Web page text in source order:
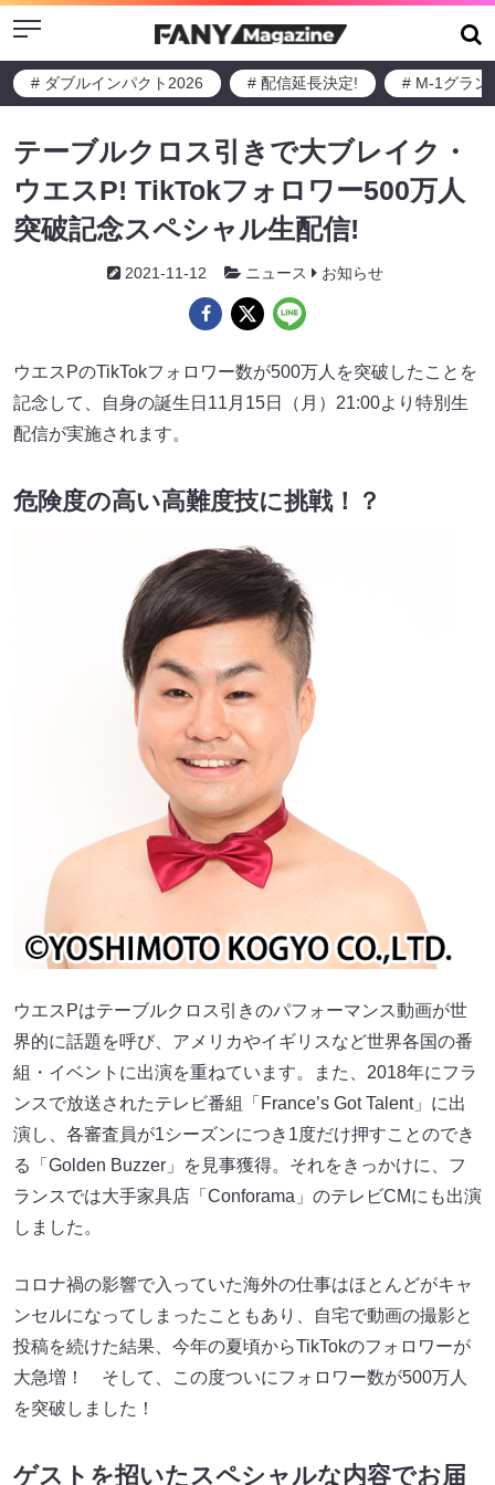
Menu
# ダブルインパクト2026 # 配信延長決定! # M-1グラン
テーブルクロス引きで大ブレイク・
ウエスP! TikTokフォロワー500万人
突破記念スペシャル生配信!
2021-11-12 ニュース お知らせ
ウエスPのTikTokフォロワー数が500万人を突破したことを
記念して、自身の誕生日11月15日（月）21:00より特別生
配信が実施されます。
危険度の高い高難度技に挑戦！？
ウエスPはテーブルクロス引きのパフォーマンス動画が世
界的に話題を呼び、アメリカやイギリスなど世界各国の番
組・イベントに出演を重ねています。また、2018年にフラ
ンスで放送されたテレビ番組「France’s Got Talent」に出
演し、各審査員が1シーズンにつき1度だけ押すことのでき
る「Golden Buzzer」を見事獲得。それをきっかけに、フ
ランスでは大手家具店「Conforama」のテレビCMにも出演
しました。
コロナ禍の影響で入っていた海外の仕事はほとんどがキャ
ンセルになってしまったこともあり、自宅で動画の撮影と
投稿を続けた結果、今年の夏頃からTikTokのフォロワーが
大急増！ そして、この度ついにフォロワー数が500万人
を突破しました！
ゲストを招いたスペシャルな内容でお届